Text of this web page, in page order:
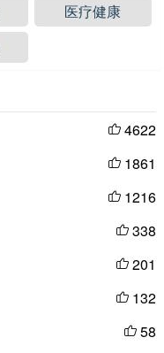
医疗健康
 4622
 1861
 1216
 338
 201
 132
 58